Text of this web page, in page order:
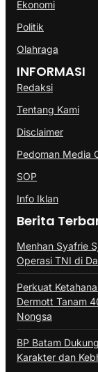
Ekonomi
Politik
Olahraga
INFORMASI
Redaksi
Tentang Kami
Disclaimer
Pedoman Media
SOP
Info Iklan
Berita
Menhan Syafrie
Operasi TNI di
Perkuat
Dermott Tanam
Nongsa
BP Batam
Karakter dan